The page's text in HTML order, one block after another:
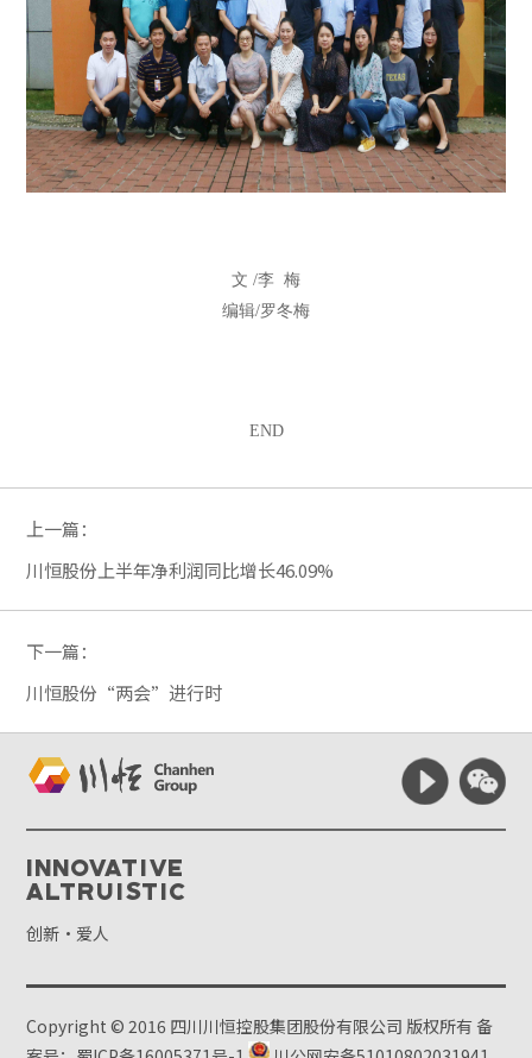
文 /李 梅
编辑/罗冬梅
END
上一篇：
川恒股份上半年净利润同比增长46.09%
下一篇：
川恒股份“两会”进行时
Innovative
Altruistic
创新·爱人
Copyright © 2016 四川川恒控股集团股份有限公司 版权所有备